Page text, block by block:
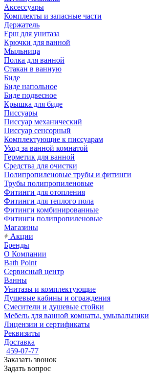
Аксессуары
Комплекты и запасные части
Держатель
Ерш для унитаза
Крючки для ванной
Мыльница
Полка для ванной
Стакан в ванную
Биде
Биде напольное
Биде подвесное
Крышка для биде
Писсуары
Писсуар механический
Писсуар сенсорный
Комплектующие к писсуарам
Уход за ванной комнатой
Герметик для ванной
Средства для очистки
Полипропиленовые трубы и фитинги
Трубы полипропиленовые
Фитинги для отопления
Фитинги для теплого пола
Фитинги комбинированные
Фитинги полипропиленовые
Магазины
Акции
Бренды
О Компании
Bath Point
Сервисный центр
Ванны
Унитазы и комплектующие
Душевые кабины и ограждения
Смесители и душевые стойки
Мебель для ванной комнаты, умывальники
Лицензии и сертификаты
Реквизиты
Доставка
459-07-77
Заказать звонок
Задать вопрос